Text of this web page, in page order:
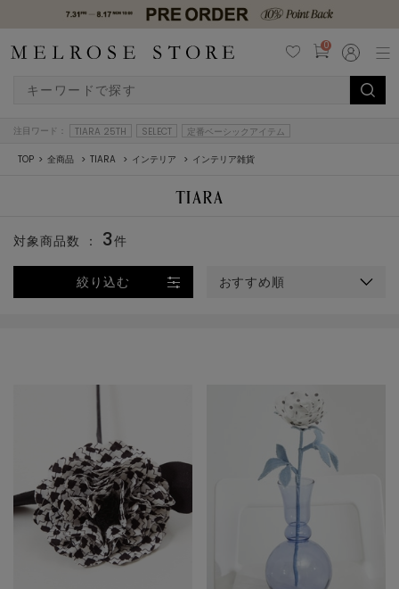
0
注目ワード： TIARA 25TH SELECT 定番ベーシックアイテム
TOP 全商品 TIARA インテリア インテリア雑貨
絞り込む おすすめ順
対象商品数 ： 3件